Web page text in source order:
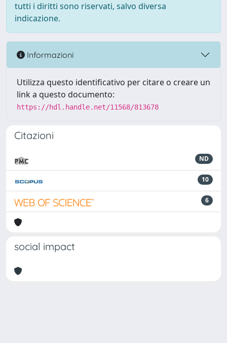
tutti i diritti sono riservati, salvo diversa
indicazione.
Informazioni
Utilizza questo identificativo per citare o creare un
link a questo documento:
https://hdl.handle.net/11568/813678
Citazioni
ND
10
6
social impact